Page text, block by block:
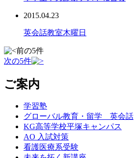
2015.04.23
英会話教室木曜日
前の5件
次の5件
ご案内
学習塾
グローバル教育・留学 英会話
KG高等学校平塚キャンパス
AO 入試対策
看護医療系受験